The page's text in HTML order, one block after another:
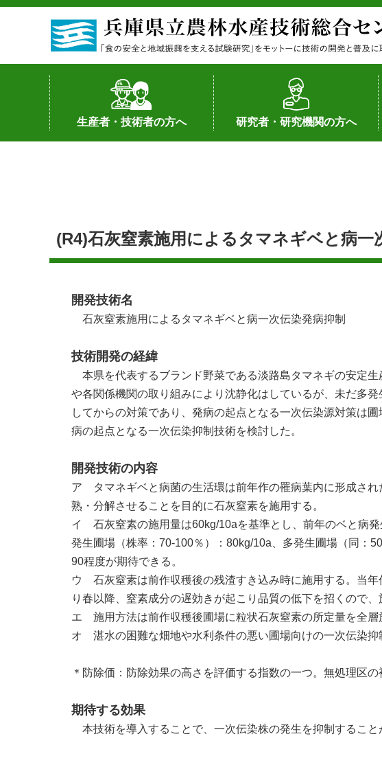
生産者・技術者の方へ
土地利用型作物
野菜
果樹・花き
加工・流通
経営･現地情報
環境病害虫
畜産
森林林業
水産
基幹種雄牛の紹介
研究者・研究機関の方へ
研究者の紹介
シーズ研究の成果
産学官連携
知的財産の保有状況（特許）
知的財産の保有状況（品種）
研究員の受入
研究活動不正行為への対応
公的研究資金への対応
(R4)石灰窒素施用によるタマネギベと病一
開発技術名
石灰窒素施用によるタマネギベと病一次伝染発病抑制
技術開発の経緯
本県を代表するブランド野菜である淡路島タマネギの安定生
や各関係機関の取り組みにより沈静化はしているが、未だ多
してからの対策であり、発病の起点となる一次伝染源対策は
病の起点となる一次伝染抑制技術を検討した。
開発技術の内容
ア タマネギベと病菌の生活環は前年作の罹病葉内に形成さ
熟・分解させることを目的に石灰窒素を施用する。
イ 石灰窒素の施用量は60kg/10aを基準とし、前年のベと病
発生圃場（株率： 70-100％）： 80kg/10a 、多発生圃場（同：
90程度が期待できる。
ウ 石灰窒素は前作収穫後の残渣すき込み時に施用する。当
り春以降、窒素成分の遅効きが起こり品質の低下を招くので、
エ 施用方法は前作収穫後圃場に粒状石灰窒素の所定量を全層
オ 湛水の困難な畑地や水利条件の悪い圃場向けの一次伝染抑
＊防除価：防除効果の高さを評価する指数の一つ。無処理区
期待する効果
本技術を導入することで、一次伝染株の発生を抑制するこ